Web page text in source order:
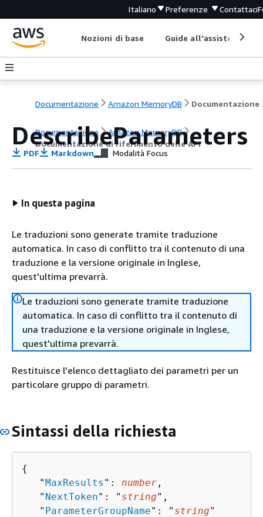
Italiano Preferenze Contattaci
Nozioni di base Guide all'assistenza
Documentazione Amazon MemoryDB
Documentazione
Amazon MemoryDB
Documentazione di riferimento delle API
DescribeParameters
PDF Markdown Modalità Focus
In questa pagina
Le traduzioni sono generate tramite traduzione
automatica. In caso di conflitto tra il contenuto di una
traduzione e la versione originale in Inglese,
quest'ultima prevarrà.
Le traduzioni sono generate tramite traduzione
automatica. In caso di conflitto tra il contenuto di
una traduzione e la versione originale in Inglese,
quest'ultima prevarrà.
Restituisce l'elenco dettagliato dei parametri per un
particolare gruppo di parametri.
Sintassi della richiesta
{
   "
MaxResults ": number ,
   "
NextToken": " string",
   "
ParameterGroupName": " string"